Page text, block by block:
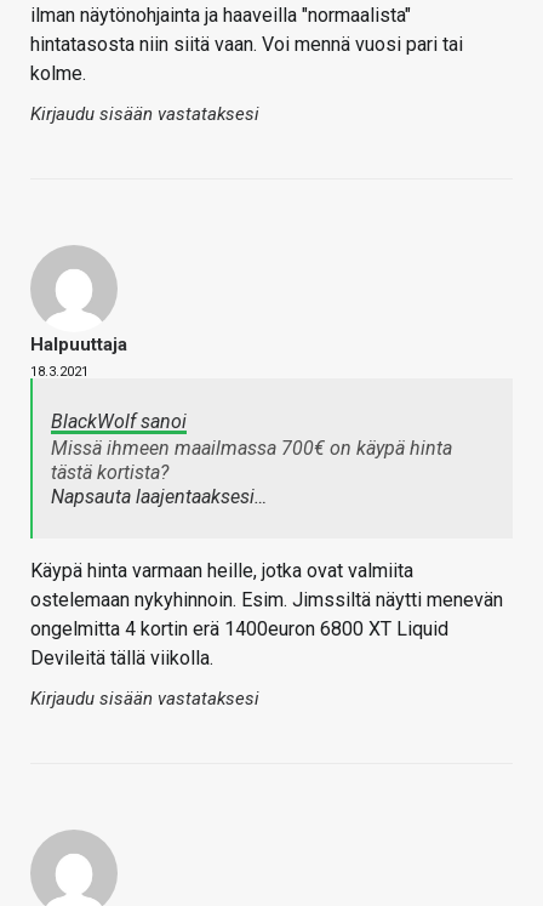
ilman näytönohjainta ja haaveilla "normaalista"
hintatasosta niin siitä vaan. Voi mennä vuosi pari tai
kolme.
Kirjaudu sisään vastataksesi
Halpuuttaja
18.3.2021
BlackWolf sanoi
Missä ihmeen maailmassa 700€ on käypä hinta
tästä kortista?
Napsauta laajentaaksesi…
Käypä hinta varmaan heille, jotka ovat valmiita
ostelemaan nykyhinnoin. Esim. Jimssiltä näytti menevän
ongelmitta 4 kortin erä 1400euron 6800 XT Liquid
Devileitä tällä viikolla.
Kirjaudu sisään vastataksesi